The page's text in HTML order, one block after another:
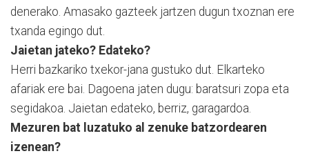
denerako. Amasako gazteek jartzen dugun txoznan ere
txanda egingo dut.
Jaietan jateko? Edateko?
Herri bazkariko txekor-jana gustuko dut. Elkarteko
afariak ere bai. Dagoena jaten dugu: baratsuri zopa eta
segidakoa. Jaietan edateko, berriz, garagardoa.
Mezuren bat luzatuko al zenuke batzordearen
izenean?